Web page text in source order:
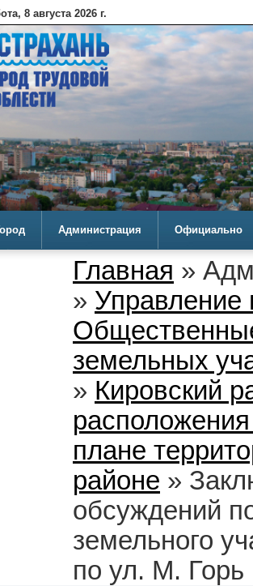
8 августа 2026 г.
Администрация Официально
Главная »
» Управление
земельных
» Кировский
плане
районе »
обсуждений
земельного
по ул. М. Горь